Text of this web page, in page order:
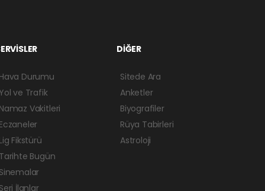
Durumu
ve Trafik
Vakitleri
Fikstürü
Bugün
İlanlar
DİĞER
Sitede Ara
Anketler
Biyografiler
Rüya Tabirleri
Astroloji